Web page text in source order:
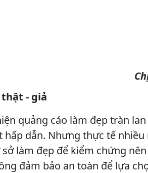
- giả
quảng cáo làm đẹp tràn
dẫn. Nhưng thực tế
làm đẹp để kiểm chứng
đảm bảo an toàn để lựa